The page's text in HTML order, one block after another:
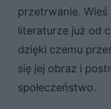
przetrwanie.
literaturze już od
dzięki czemu
się jej obraz i
społeczeństwo.